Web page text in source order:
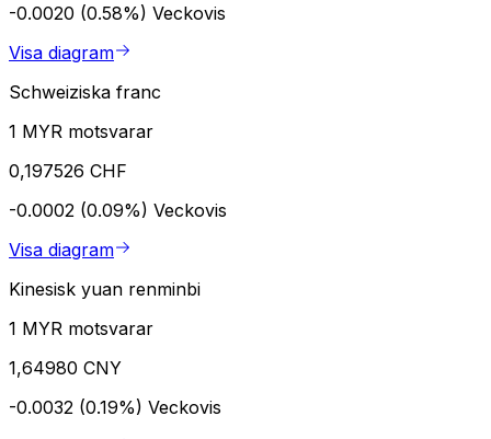
-0.0020 (0.58%) Veckovis
Visa diagram
Schweiziska franc
1 MYR motsvarar
0,197526 CHF
-0.0002 (0.09%) Veckovis
Visa diagram
Kinesisk yuan renminbi
1 MYR motsvarar
1,64980 CNY
-0.0032 (0.19%) Veckovis